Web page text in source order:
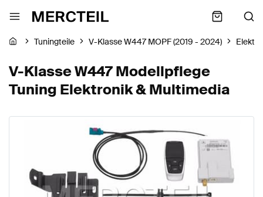
Tuningteile V-Klasse W447 MOPF (2019 - 2024)
V-Klasse W447 Modellpflege
Tuning Elektronik & Multimedia